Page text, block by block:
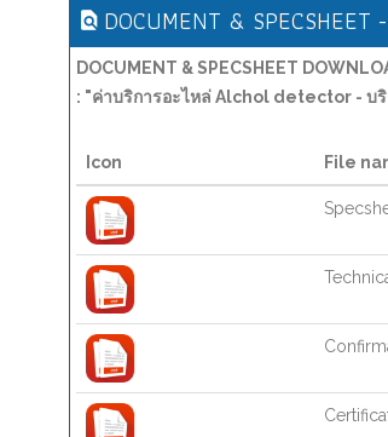
DOCUMENT & SPECSHEET
DOCUMENT & SPECSHEET
: "ค่าบริการอะไหล่ Alchol detector - บ
Icon File